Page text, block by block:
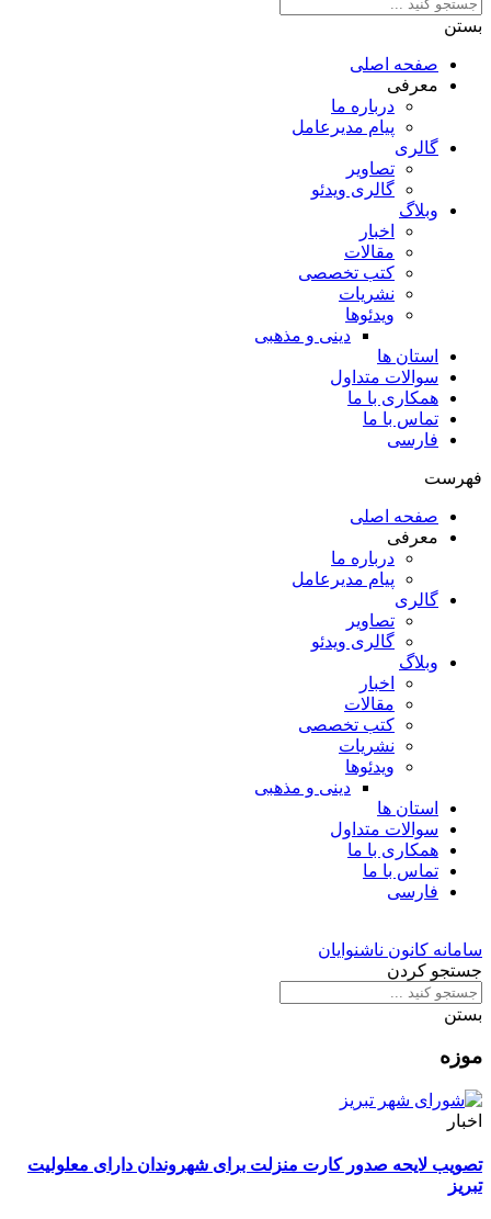
بستن
صفحه اصلی
معرفی
درباره ما
پیام مدیرعامل
گالری
تصاویر
گالری ویدئو
وبلاگ
اخبار
مقالات
کتب تخصصی
نشریات
ویدئوها
دینی و مذهبی
استان ها
سوالات متداول
همکاری با ما
تماس با ما
فارسی
فهرست
صفحه اصلی
معرفی
درباره ما
پیام مدیرعامل
گالری
تصاویر
گالری ویدئو
وبلاگ
اخبار
مقالات
کتب تخصصی
نشریات
ویدئوها
دینی و مذهبی
استان ها
سوالات متداول
همکاری با ما
تماس با ما
فارسی
سامانه کانون ناشنوایان
جستجو کردن
بستن
موزه
اخبار
تصویب لایحه صدور کارت منزلت برای شهروندان دارای معلولیت
تبریز